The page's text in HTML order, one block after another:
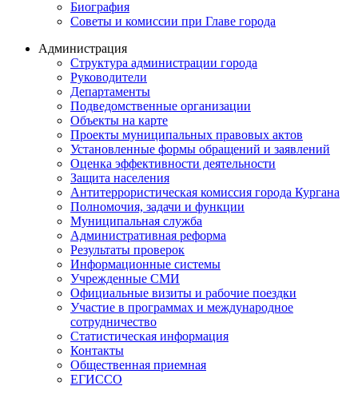
Биография
Советы и комиссии при Главе города
Администрация
Структура администрации города
Руководители
Департаменты
Подведомственные организации
Объекты на карте
Проекты муниципальных правовых актов
Установленные формы обращений и заявлений
Оценка эффективности деятельности
Защита населения
Антитеррористическая комиссия города Кургана
Полномочия, задачи и функции
Муниципальная служба
Административная реформа
Результаты проверок
Информационные системы
Учрежденные СМИ
Официальные визиты и рабочие поездки
Участие в программах и международное
сотрудничество
Статистическая информация
Контакты
Общественная приемная
ЕГИССО